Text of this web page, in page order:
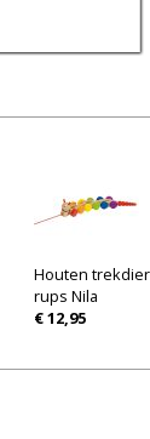
Houten trekdier
rups Nila
€ 12,95